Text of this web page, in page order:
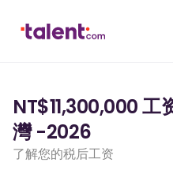
NT$11,300,000 工
灣 -2026
了解您的税后工资